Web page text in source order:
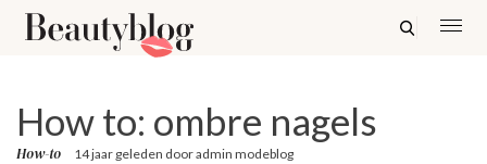
How to: ombre nagels
How-to 14 jaar geleden dooradmin modeblog